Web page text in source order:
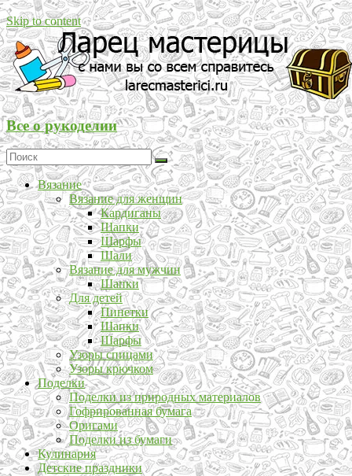
Skip to content
Все о рукоделии
Вязание
Вязание для женщин
Кардиганы
Шапки
Шарфы
Шали
Вязание для мужчин
Шапки
Для детей
Пинетки
Шапки
Шарфы
Узоры спицами
Узоры крючком
Поделки
Поделки из природных материалов
Гофрированная бумага
Оригами
Поделки из бумаги
Кулинария
Детские праздники